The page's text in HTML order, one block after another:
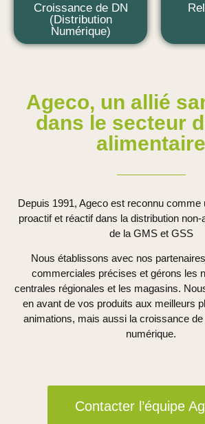
Croissance de DN
(Distribution
Numérique)
Ageco, un allié
dans le secteur
alimentaire
Depuis 1991, Ageco est reconnu comme
proactif et réactif dans la distribution
de la GMS et GSS
Nous établissons avec nos
commerciales précises et gérons les
centrales régionales et les magasins.
en avantde vos produits aux meilleurs
animations, mais aussi la croissance
numérique.
Contacter l’équipe